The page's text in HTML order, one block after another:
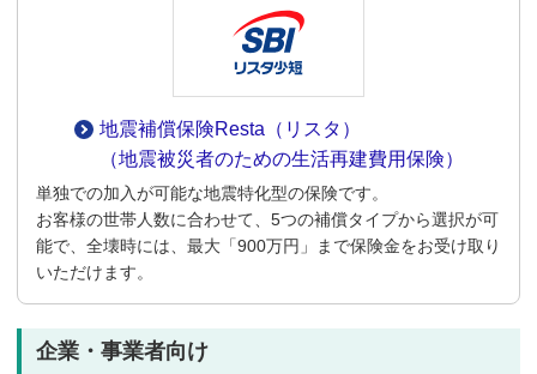
地震補償保険Resta（リスタ）
（地震被災者のための生活再建費用保険）
単独での加入が可能な地震特化型の保険です。
お客様の世帯人数に合わせて、5つの補償タイプから選択が可
能で、全壊時には、最大「900万円」まで保険金をお受け取り
いただけます。
企業・事業者向け